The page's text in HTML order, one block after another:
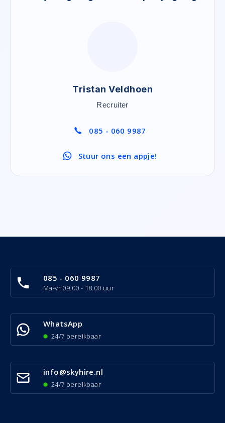
Tristan Veldhoen
Recruiter
085 - 060 9987
Stuur ons een appje!
085 - 060 9987
Ma-vr 09.00 - 18.00 uur
WhatsApp
24/7 bereikbaar
info@skyhire.nl
24/7 bereikbaar